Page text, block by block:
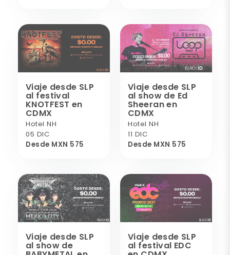
Viaje desde SLP
al festival
KNOTFEST en
CDMX
Hotel NH
05 DIC
Desde MXN 575
Viaje desde SLP
al show de Ed
Sheeran en
CDMX
Hotel NH
11 DIC
Desde MXN 575
Viaje desde SLP
al show de
Viaje desde SLP
al festival EDC